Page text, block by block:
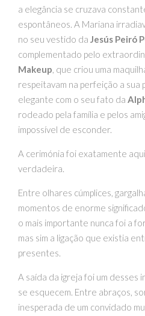
a elegância se cruzava
espontâneos. A Mariana
no seu vestido da Jesús Peiró
complementado pelo
Makeup, que criou uma
respeitavam na perfeição a sua
elegante com o seu fato da
rodeado pela família e pelos
impossível de esconder.
A cerimónia foi exatamente
verdadeira.
Entre olhares cúmplices,
momentos de enorme
o mais importante nunca foi a
mas sim a ligação que existia
presentes.
A saída da igreja foi um desses
se esquecem. Entre abraços,
inesperada de um convidado